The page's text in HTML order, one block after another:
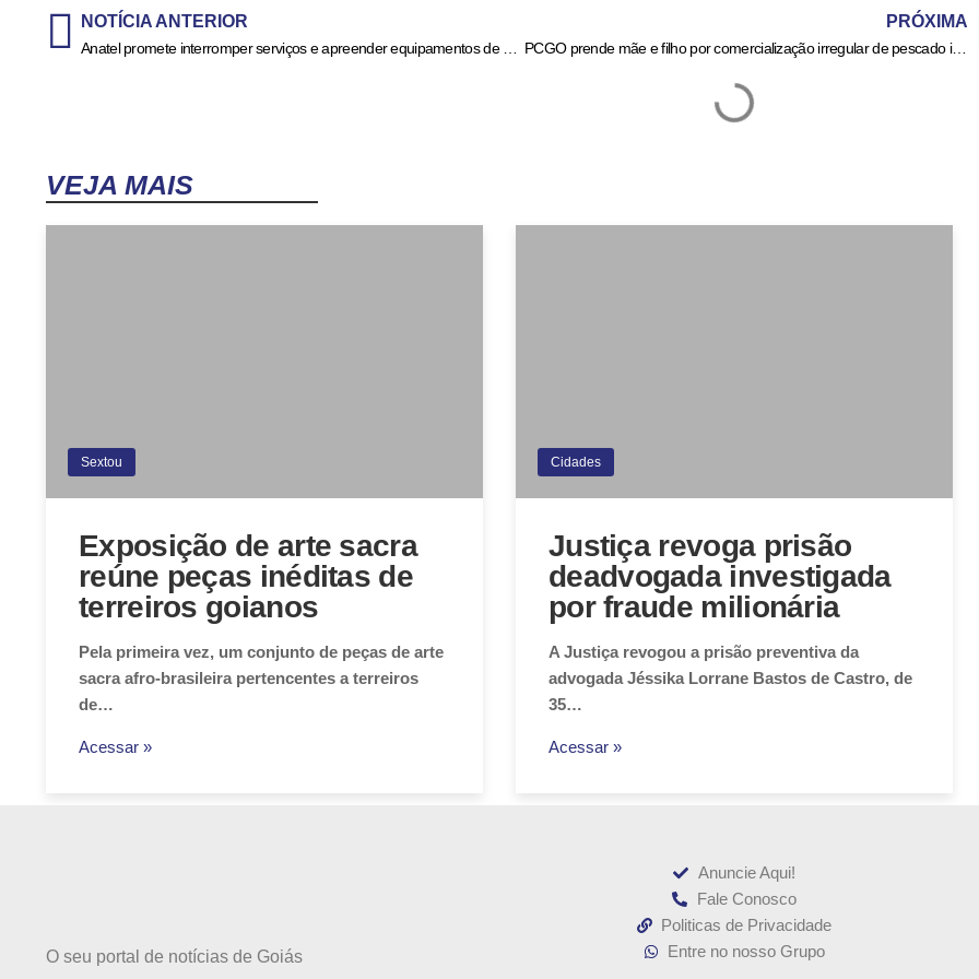
NOTÍCIA ANTERIOR
Anatel promete interromper serviços e apreender equipamentos de provedores com cabos abandonados
PRÓXIMA
PCGO prende mãe e filho por comercialização irregular de pescado impróprio ao consumo em Piracanjuba – Policia Civil do Estado de Goiás
VEJA MAIS
Sextou
Exposição de arte sacra
reúne peças inéditas de
terreiros goianos
Pela primeira vez, um conjunto de peças de arte
sacra afro-brasileira pertencentes a terreiros
de…
Acessar »
Cidades
Justiça revoga prisão
deadvogada investigada
por fraude milionária
A Justiça revogou a prisão preventiva da
advogada Jéssika Lorrane Bastos de Castro, de
35…
Acessar »
O seu portal de notícias de Goiás
Anuncie Aqui!
Fale Conosco
Politicas de Privacidade
Entre no nosso Grupo